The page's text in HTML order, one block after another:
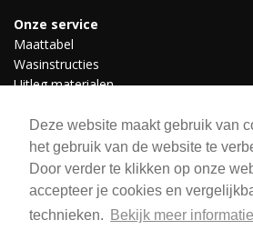
Deze website maakt gebruik van
het gebruik van de website te
Door verder te klikken op onze
accepteer je cookies en
technieken.
Bekijk meer informatie
Onze service
Maattabel
Wasinstructies
Uitleg materialen
Downloads
Volg ons